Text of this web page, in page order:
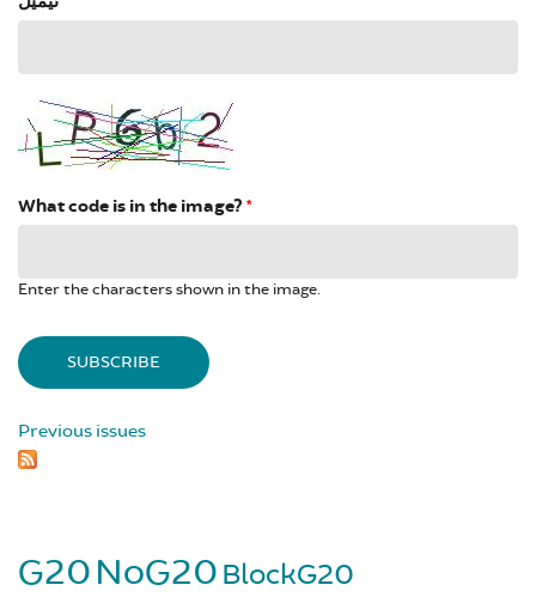
What code is in the image? *
Enter the characters shown in the image.
Previous issues
G20NoG20 BlockG20